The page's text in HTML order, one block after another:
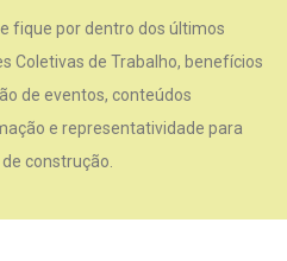
e fique por dentro dos últimos
Coletivas de Trabalho, benefícios
de eventos, conteúdos
e representatividade para
construção.